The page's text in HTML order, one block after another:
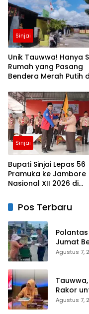
Sinjai
Unik Tauwwa! Hanya
Rumah yang Pasang
Bendera Merah Putih
Sinjai
Sinjai
Bupati Sinjai Lepas 56
Pramuka ke Jambore
Nasional XII 2026 di
Pos Terbaru
Jumat
Sepenuh
Agustus 7,
Rakor
Evaluasi
Agustus 7,